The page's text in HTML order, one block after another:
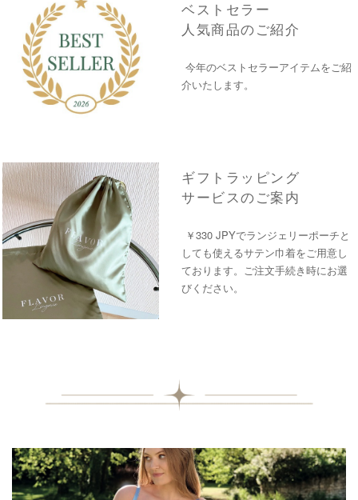
ベストセラー
人気商品のご紹介
今年のベストセラーアイテムをご紹
介いたします。
ギフトラッピング
サービスのご案内
￥330 JPYでランジェリーポーチと
しても使えるサテン巾着をご用意し
ております。ご注文手続き時にお選
びください。